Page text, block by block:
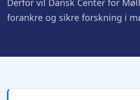
Derfor vil Dansk Center for
forankre og sikre forskning i